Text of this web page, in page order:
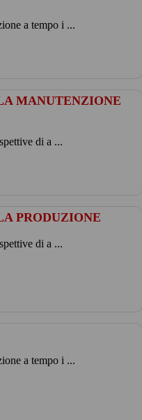
a tempo i ...
MANUTENZIONE
di a ...
PRODUZIONE
di a ...
a tempo i ...